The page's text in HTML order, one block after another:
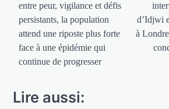
l’article
entre peur, vigilance et défis
persistants, la population
attend une riposte plus forte
face à une épidémie qui
continue de progresser
d’Idjwi
à
Lire aussi: